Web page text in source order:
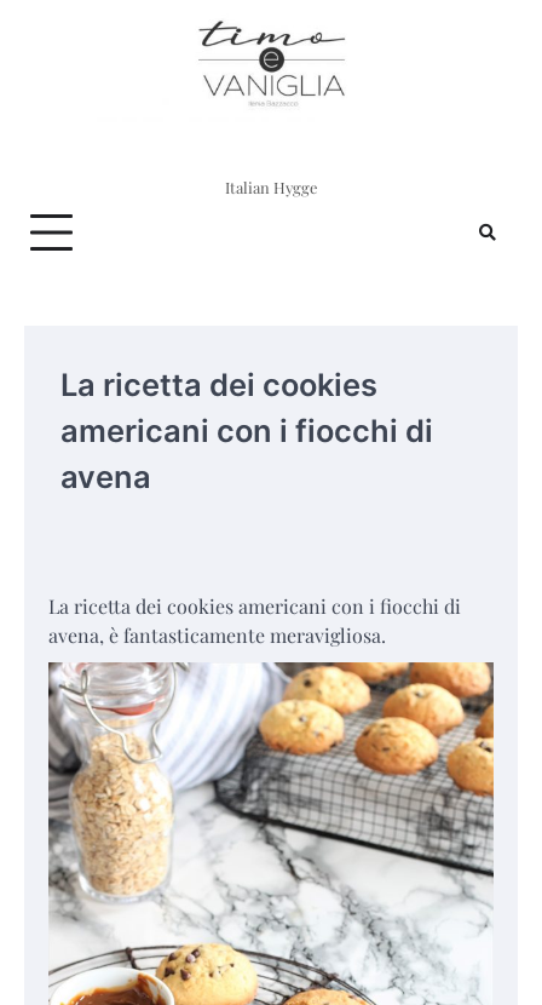
Italian Hygge
La ricetta dei cookies
americani con i fiocchi di
avena
La ricetta dei cookies americani con i fiocchi di
avena, è fantasticamente meravigliosa.